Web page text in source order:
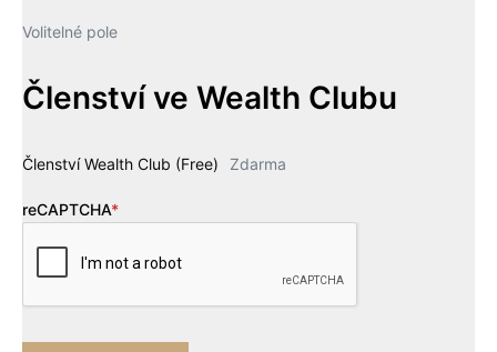
Volitelné pole
Členství ve Wealth Clubu
Členství Wealth Club (Free) Zdarma
reCAPTCHA*